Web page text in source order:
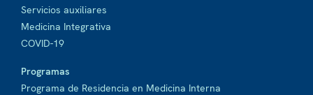
Servicios auxiliares
Medicina Integrativa
COVID-19
Programas
Programa de Residencia en Medicina Interna